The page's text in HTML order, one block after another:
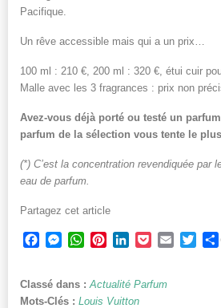
Pacifique.
Un rêve accessible mais qui a un prix…
100 ml : 210 €, 200 ml : 320 €, étui cuir
Malle avec les 3 fragrances : prix non
Avez-vous déjà porté ou testé un
parfum de la sélection vous tente le
(*) C’est la concentration revendiquée par
eau de parfum.
Partagez cet article
Facebook
Messenger
WhatsApp
PinterestLinkedInPocketEmail
Classé dans : Actualité Parfum
Mots-Clés : Louis Vuitton